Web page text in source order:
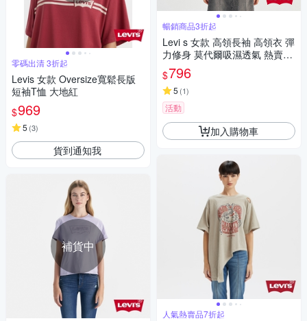
零碼出清 3折起
Levis 女款 Oversize寬鬆長版
短袖T恤 大地紅
$969
5 (3)
貨到通知我
補貨中
暢銷商品3折起
Levi s 女款 高領長袖 高領衣 彈
力修身 莫代爾吸濕透氣 熱賣單
品
$796
5 (1)
活動
加入購物車
人氣熱賣品7折起